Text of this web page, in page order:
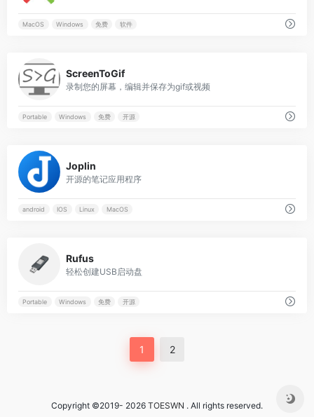
MacOS Windows 免费 软件
ScreenToGif
录制您的屏幕，编辑并保存为gif或视频
Portable Windows 免费 开源
Joplin
开源的笔记应用程序
android IOS Linux MacOS
Rufus
轻松创建USB启动盘
Portable Windows 免费 开源
1 2
Copyright ©2019- 2026 TOESWN . All rights reserved.